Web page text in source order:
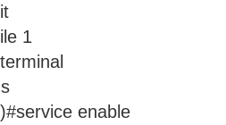
1
enable